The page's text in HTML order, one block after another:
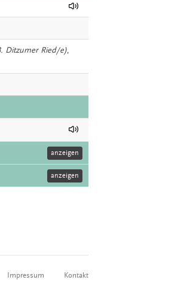
Ditzumer Ried/e),
anzeigen
anzeigen
Impressum Kontakt